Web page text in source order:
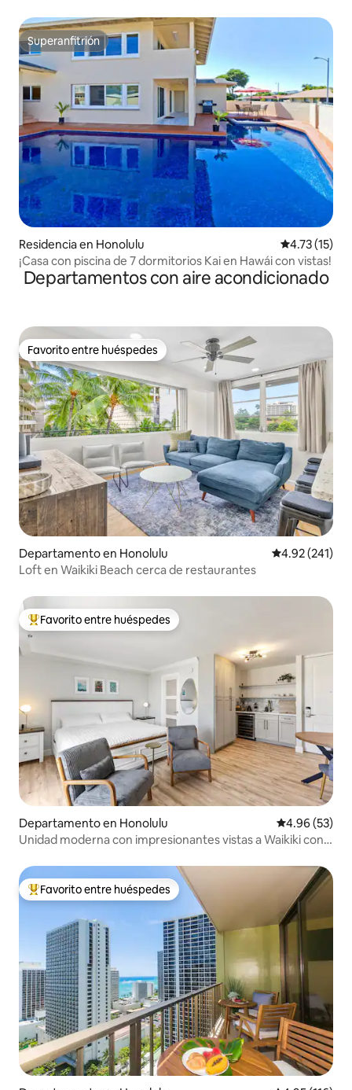
Superanfitrión
Superanfitrión
Residencia en Honolulu Calificación
4.73 (15)
¡Casa con piscina de 7 dormitorios Kai en Hawái con vistas!
Departamentos con aire acondicionado
Favorito entre huéspedes
Favorito entre huéspedes
Departamento en Honolulu Calificación
4.92 (241)
Loft en Waikiki Beach cerca de restaurantes
De los mejores en Favorito entre huéspedes
Favorito entre huéspedes
Departamento en Honolulu Calificación
4.96 (53)
Unidad moderna con impresionantes vistas a Waikiki con
De los mejores en Favorito entre huéspedes
Favorito entre huéspedes